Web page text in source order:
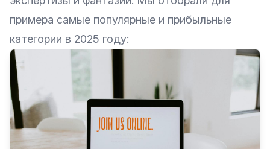
примера самые популярные и прибыльные
категории в 2025 году: